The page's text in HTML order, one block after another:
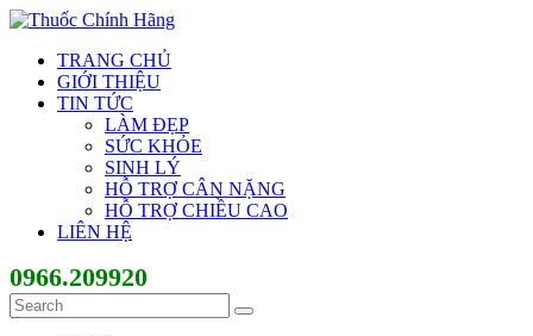
TRANG CHỦ
GIỚI THIỆU
TIN TỨC
LÀM ĐẸP
SỨC KHỎE
SINH LÝ
HỖ TRỢ CÂN NẶNG
HỖ TRỢ CHIỀU CAO
LIÊN HỆ
0966.209920